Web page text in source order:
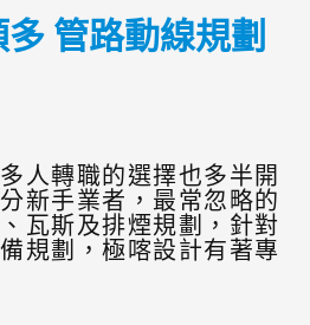
管路動線規劃
人轉職的選擇也多半開
新手業者，最常忽略的
瓦斯及排煙規劃，針對
規劃，極喀設計有著專